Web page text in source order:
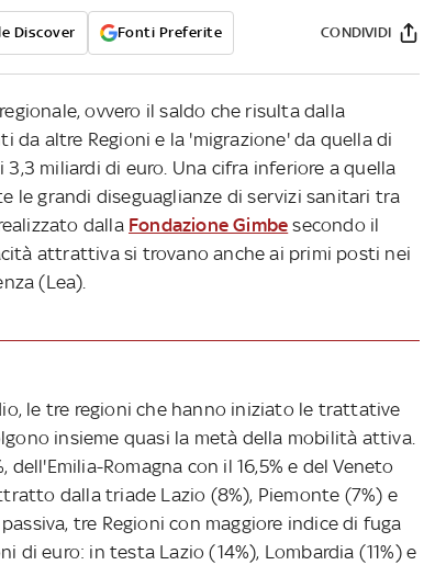
Discover Fonti Preferite CONDIVIDI
ovvero il saldo che risulta dalla
altre Regioni e la 'migrazione' da quella di
miliardi di euro. Una cifra inferiore a quella
le grandi diseguaglianze di servizi sanitari tra
dalla Fondazione Gimbe secondo il
attrattiva si trovano anche ai primi posti nei
(Lea).
le tre regioni che hanno iniziato le trattative
insieme quasi la metà della mobilità attiva.
Romagna con il 16,5% e del Veneto
dalla triade Lazio (8%), Piemonte (7%) e
tre Regioni con maggiore indice di fuga
euro: in testa Lazio (14%), Lombardia (11%) e